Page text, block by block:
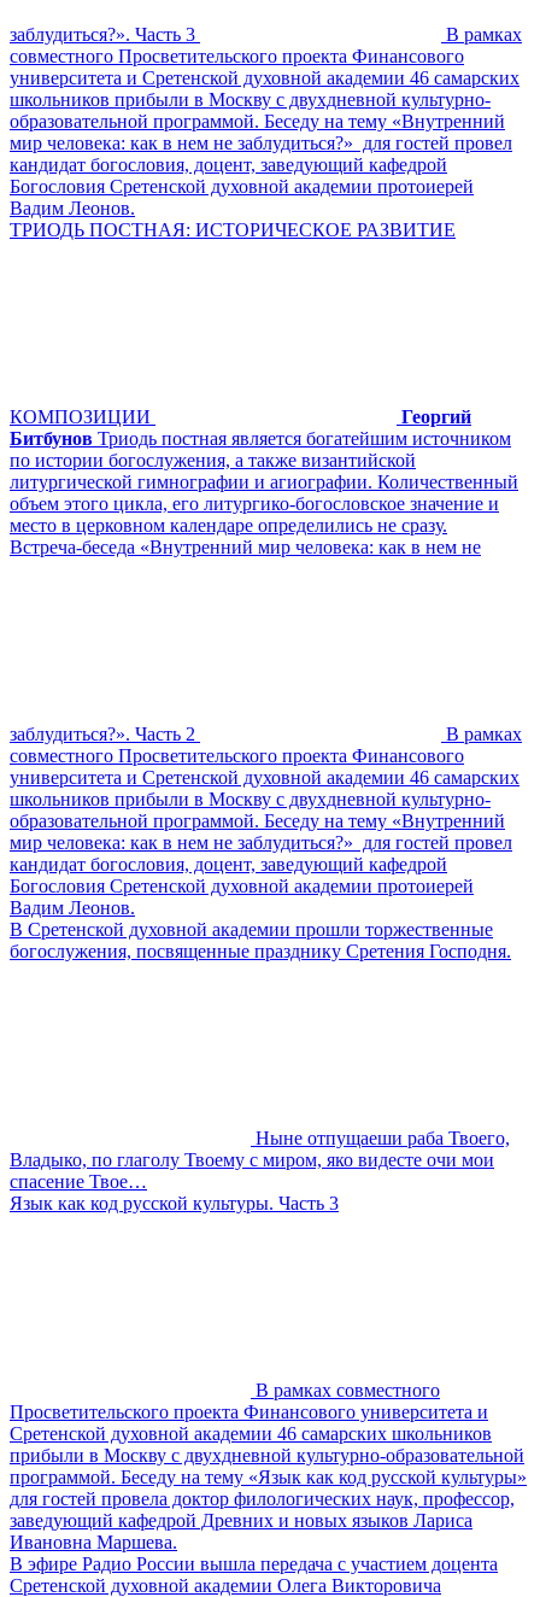
заблудиться?». Часть 3
В рамках
совместного Просветительского проекта Финансового
университета и Сретенской духовной академии 46 самарских
школьников прибыли в Москву с двухдневной культурно-
образовательной программой. Беседу на тему «Внутренний
мир человека: как в нем не заблудиться?» для гостей провел
кандидат богословия, доцент, заведующий кафедрой
Богословия Сретенской духовной академии протоиерей
Вадим Леонов.
ТРИОДЬ ПОСТНАЯ: ИСТОРИЧЕСКОЕ РАЗВИТИЕ
КОМПОЗИЦИИ
Георгий
Битбунов Триодь постная является богатейшим источником
по истории богослужения, а также византийской
литургической гимнографии и агиографии. Количественный
объем этого цикла, его литургико-богословское значение и
место в церковном календаре определились не сразу.
Встреча-беседа «Внутренний мир человека: как в нем не
заблудиться?». Часть 2
В рамках
совместного Просветительского проекта Финансового
университета и Сретенской духовной академии 46 самарских
школьников прибыли в Москву с двухдневной культурно-
образовательной программой. Беседу на тему «Внутренний
мир человека: как в нем не заблудиться?» для гостей провел
кандидат богословия, доцент, заведующий кафедрой
Богословия Сретенской духовной академии протоиерей
Вадим Леонов.
В Сретенской духовной академии прошли торжественные
богослужения, посвященные празднику Сретения Господня.
Ныне отпущаеши раба Твоего,
Владыко, по глаголу Твоему с миром, яко видесте очи мои
спасение Твое…
Язык как код русской культуры. Часть 3
В рамках совместного
Просветительского проекта Финансового университета и
Сретенской духовной академии 46 самарских школьников
прибыли в Москву с двухдневной культурно-образовательной
программой. Беседу на тему «Язык как код русской культуры»
для гостей провела доктор филологических наук, профессор,
заведующий кафедрой Древних и новых языков Лариса
Ивановна Маршева.
В эфире Радио России вышла передача с участием доцента
Сретенской духовной академии Олега Викторовича